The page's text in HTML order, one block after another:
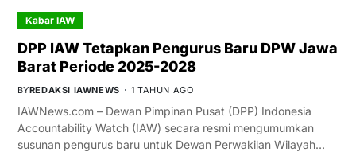
Kabar IAW
DPP IAW Tetapkan Pengurus Baru DPW Jawa
Barat Periode 2025-2028
BYREDAKSI IAWNEWS 1 TAHUN AGO
IAWNews.com – Dewan Pimpinan Pusat (DPP) Indonesia
Accountability Watch (IAW) secara resmi mengumumkan
susunan pengurus baru untuk Dewan Perwakilan Wilayah…